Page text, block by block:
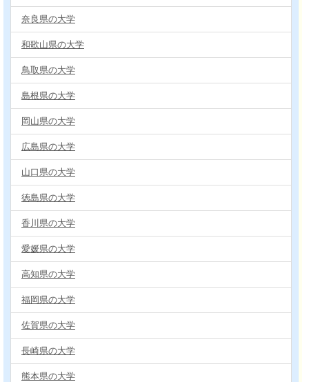
奈良県の大学
和歌山県の大学
鳥取県の大学
島根県の大学
岡山県の大学
広島県の大学
山口県の大学
徳島県の大学
香川県の大学
愛媛県の大学
高知県の大学
福岡県の大学
佐賀県の大学
長崎県の大学
熊本県の大学